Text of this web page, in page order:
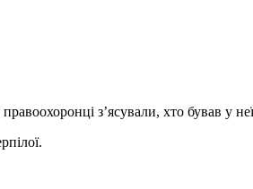
з’ясували, хто бував у